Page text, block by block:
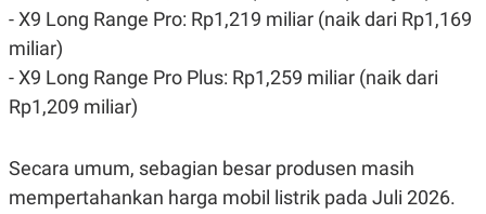
- X9 Long Range Pro: Rp1,219 miliar (naik dari Rp1,169
miliar)
- X9 Long Range Pro Plus: Rp1,259 miliar (naik dari
Rp1,209 miliar)
Secara umum, sebagian besar produsen masih
mempertahankan harga mobil listrik pada Juli 2026.